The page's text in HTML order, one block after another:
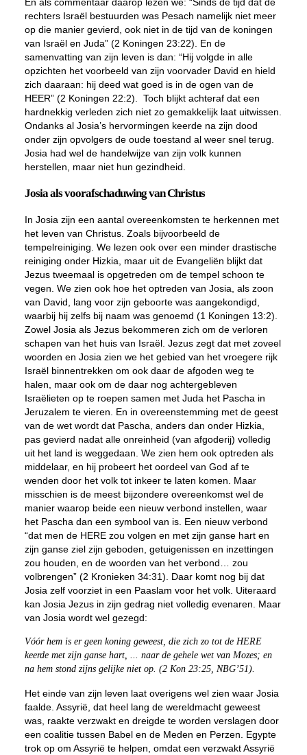
rechters Israël bestuurden was Pesach namelijk niet meer
op die manier gevierd, ook niet in de tijd van de koningen
van Israël en Juda” (2 Koningen 23:22). En de
samenvatting van zijn leven is dan: “Hij volgde in alle
opzichten het voorbeeld van zijn voorvader David en hield
zich daaraan: hij deed wat goed is in de ogen van de
HEER” (2 Koningen 22:2). Toch blijkt achteraf dat een
hardnekkig verleden zich niet zo gemakkelijk laat uitwissen.
Ondanks al Josia’s hervormingen keerde na zijn dood
onder zijn opvolgers de oude toestand al weer snel terug.
Josia had wel de handelwijze van zijn volk kunnen
herstellen, maar niet hun gezindheid.
Josia als voorafschaduwing van Christus
In Josia zijn een aantal overeenkomsten te herkennen met
het leven van Christus. Zoals bijvoorbeeld de
tempelreiniging. We lezen ook over een minder drastische
reiniging onder Hizkia, maar uit de Evangeliën blijkt dat
Jezus tweemaal is opgetreden om de tempel schoon te
vegen. We zien ook hoe het optreden van Josia, als zoon
van David, lang voor zijn geboorte was aangekondigd,
waarbij hij zelfs bij naam was genoemd (1 Koningen 13:2).
Zowel Josia als Jezus bekommeren zich om de verloren
schapen van het huis van Israël. Jezus zegt dat met zoveel
woorden en Josia zien we het gebied van het vroegere rijk
Israël binnentrekken om ook daar de afgoden weg te
halen, maar ook om de daar nog achtergebleven
Israëlieten op te roepen samen met Juda het Pascha in
Jeruzalem te vieren. En in overeenstemming met de geest
van de wet wordt dat Pascha, anders dan onder Hizkia,
pas gevierd nadat alle onreinheid (van afgoderij) volledig
uit het land is weggedaan. We zien hem ook optreden als
middelaar, en hij probeert het oordeel van God af te
wenden door het volk tot inkeer te laten komen. Maar
misschien is de meest bijzondere overeenkomst wel de
manier waarop beide een nieuw verbond instellen, waar
het Pascha dan een symbool van is. Een nieuw verbond
“dat men de HERE zou volgen en met zijn ganse hart en
zijn ganse ziel zijn geboden, getuigenissen en inzettingen
zou houden, en de woorden van het verbond… zou
volbrengen” (2 Kronieken 34:31). Daar komt nog bij dat
Josia zelf voorziet in een Paaslam voor het volk. Uiteraard
kan Josia Jezus in zijn gedrag niet volledig evenaren. Maar
van Josia wordt wel gezegd:
Vóór hem is er geen koning geweest, die zich zo tot de HERE
keerde met zijn ganse hart, ... naar de gehele wet van Mozes; en
na hem stond zijns gelijke niet op. (2 Kon 23:25, NBG’51).
Het einde van zijn leven laat overigens wel zien waar Josia
faalde. Assyrië, dat heel lang de wereldmacht geweest
was, raakte verzwakt en dreigde te worden verslagen door
een coalitie tussen Babel en de Meden en Perzen. Egypte
trok op om Assyrië te helpen, omdat een verzwakt Assyrië